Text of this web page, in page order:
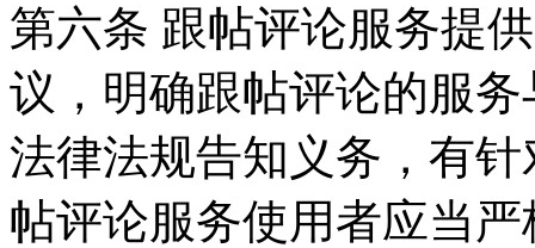
第六条 跟帖评论服务提
议，明确跟帖评论的服
法律法规告知义务，有
帖评论服务使用者应当